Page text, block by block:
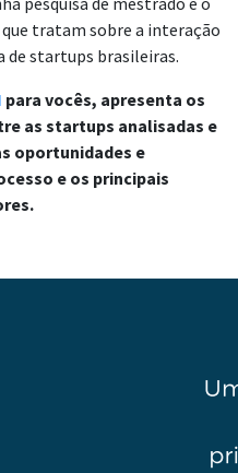
que tratam sobre a interação
de startups brasileiras.
para vocês, apresenta os
as startups analisadas e
oportunidades e
e os principais